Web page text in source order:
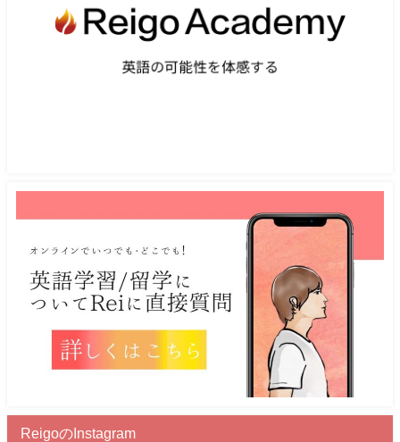
ReigoのInstagram